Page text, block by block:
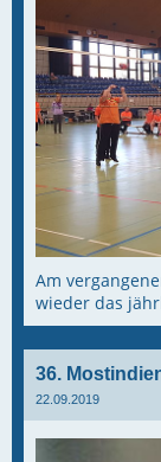
Am
wieder das
36.
22.09.2019